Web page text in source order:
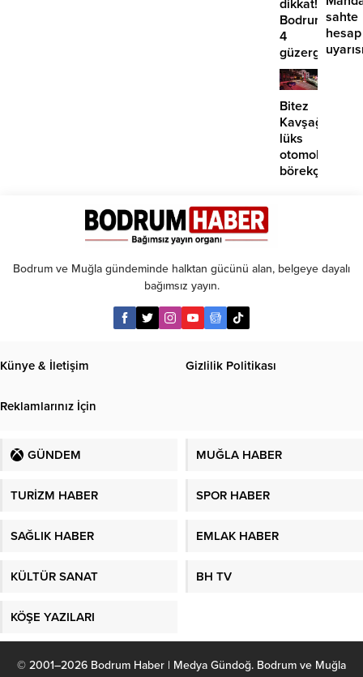
dikkat!
Bodrum’da
4
güzergahta
EDS
başlıyor
sahte
hesap
Bitez
Kavşağı’nda
lüks
otomobil
börekçiye
Bodrum ve Muğla gündeminde halktan gücünü alan, belgeye dayalı
bağımsız yayın.
Künye & İletişim Gizlilik Politikası
Reklamlarınız İçin
GÜNDEM MUĞLA HABER
TURİZM HABER SPOR HABER
SAĞLIK HABER EMLAK HABER
KÜLTÜR SANAT BH TV
KÖŞE YAZILARI
© 2001–2026 Bodrum Haber | Medya Gündoğ. Bodrum ve Muğla